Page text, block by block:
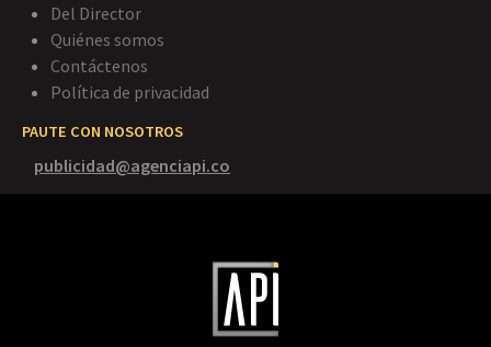
Del Director
Quiénes somos
Contáctenos
Política de privacidad
PAUTE CON NOSOTROS
publicidad@agenciapi.co